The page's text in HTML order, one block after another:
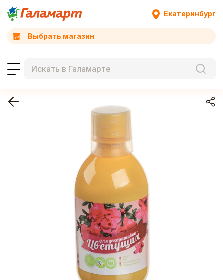
Екатеринбург
Выбрать магазин